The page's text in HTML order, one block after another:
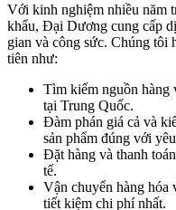
Với kinh nghiệm nhiều năm
khẩu, Đại Dương cung cấp
gian và công sức. Chúng tôi
tiên như:
Tìm kiếm nguồn hàng
tại Trung Quốc.
Đàm phán giá cả và
sản phẩm đúng với
Đặt hàng và thanh
tế.
Vận chuyển hàng hóa
tiết kiệm chi phí nhất.